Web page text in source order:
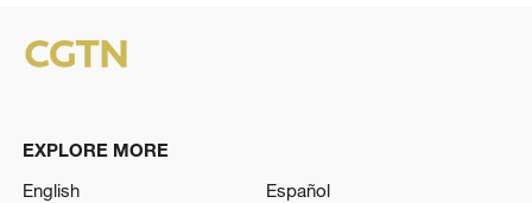
EXPLORE MORE
English
Español